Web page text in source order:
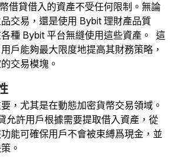
借貸借入的資產不受任何限制。無論
交易，還是使用 Bybit 理財產品質
種 Bybit 平台無縫使用這些資產。
這
戶能夠最大限度地提高其財務策略，
交易模塊。
，尤其是在動態加密貨幣交易領域。
允許用戶根據需要提取借入資產，從
能可確保用戶不會被束縛爲現金，並
。